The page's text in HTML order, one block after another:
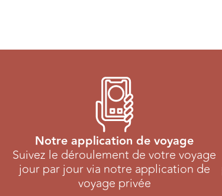
Notre application de voyage
Suivez le déroulement de votre voyage
jour par jour via notre application de
voyage privée